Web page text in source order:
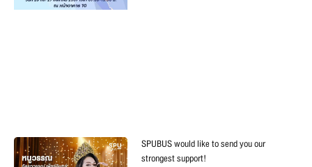
SPUBUS would like to send you our
strongest support!